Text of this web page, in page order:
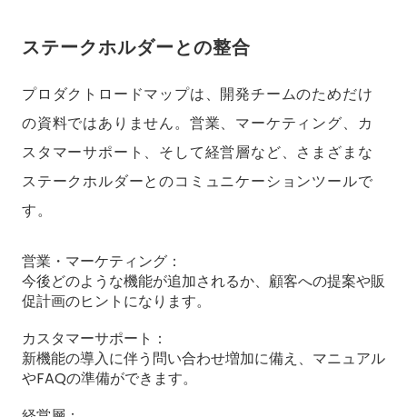
ステークホルダーとの整合
プロダクトロードマップは、開発チームのためだけ
の資料ではありません。営業、マーケティング、カ
スタマーサポート、そして経営層など、さまざまな
ステークホルダーとのコミュニケーションツールで
す。
営業・マーケティング：
今後どのような機能が追加されるか、顧客への提案や販
促計画のヒントになります。
カスタマーサポート：
新機能の導入に伴う問い合わせ増加に備え、マニュアル
やFAQの準備ができます。